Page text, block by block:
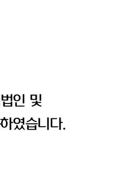
인 및
하였습니다.